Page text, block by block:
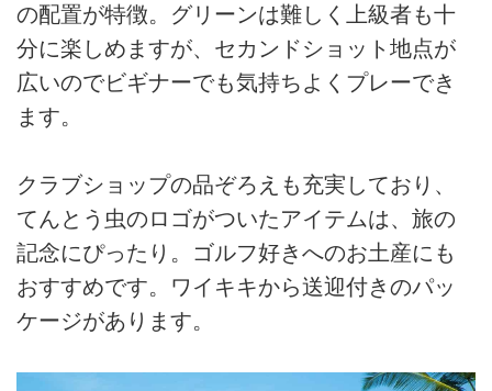
の配置が特徴。グリーンは難しく上級者も十
分に楽しめますが、セカンドショット地点が
広いのでビギナーでも気持ちよくプレーでき
ます。
クラブショップの品ぞろえも充実しており、
てんとう虫のロゴがついたアイテムは、旅の
記念にぴったり。ゴルフ好きへのお土産にも
おすすめです。ワイキキから送迎付きのパッ
ケージがあります。